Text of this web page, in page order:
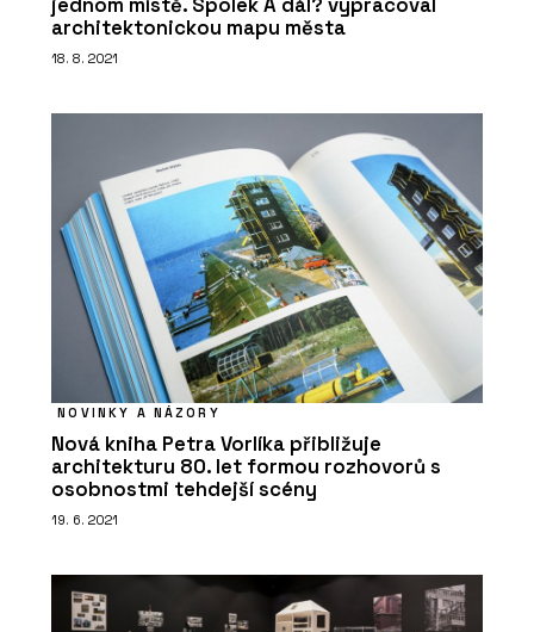
jednom místě. Spolek A dál? vypracoval
architektonickou mapu města
18. 8. 2021
NOVINKY A NÁZORY
Nová kniha Petra Vorlíka přibližuje
architekturu 80. let formou rozhovorů s
osobnostmi tehdejší scény
19. 6. 2021